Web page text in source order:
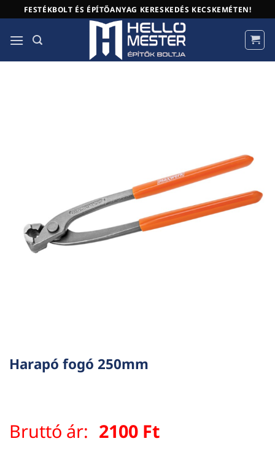
to
content
FESTÉKBOLT ÉS ÉPÍTŐANYAG KERESKEDÉS KECSKEMÉTEN!
Harapó fogó 250mm
Bruttó ár: 2100 Ft